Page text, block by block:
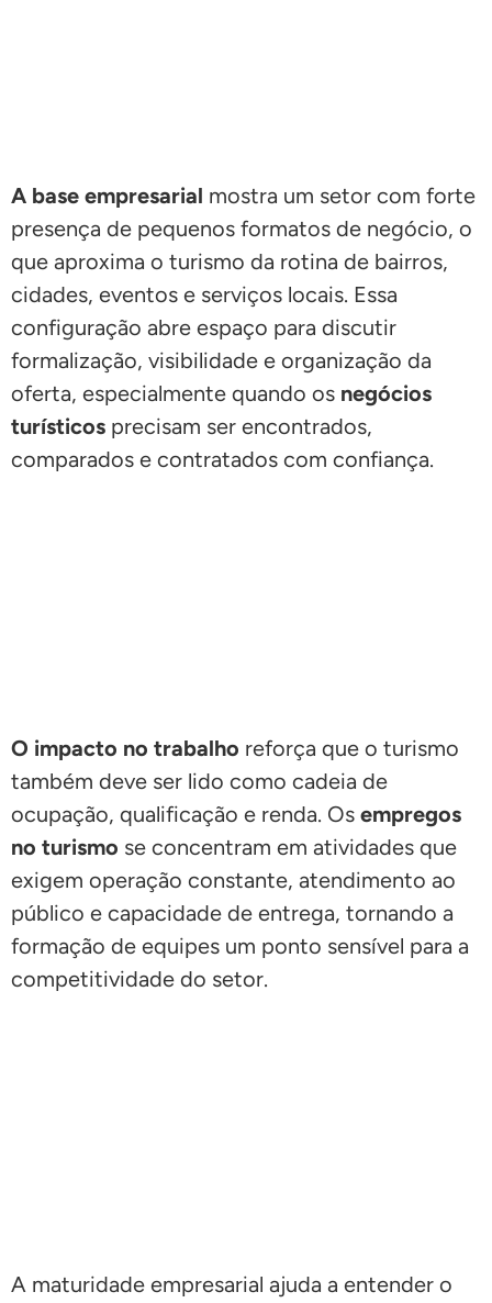
A base empresarial mostra um setor com forte
presença de pequenos formatos de negócio, o
que aproxima o turismo da rotina de bairros,
cidades, eventos e serviços locais. Essa
configuração abre espaço para discutir
formalização, visibilidade e organização da
oferta, especialmente quando os negócios
turísticos precisam ser encontrados,
comparados e contratados com confiança.
O impacto no trabalho reforça que o turismo
também deve ser lido como cadeia de
ocupação, qualificação e renda. Os empregos
no turismo se concentram em atividades que
exigem operação constante, atendimento ao
público e capacidade de entrega, tornando a
formação de equipes um ponto sensível para a
competitividade do setor.
A maturidade empresarial ajuda a entender o